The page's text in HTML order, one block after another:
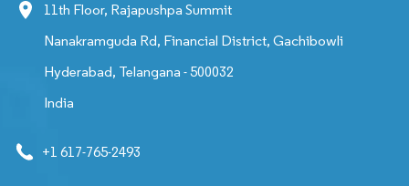
11th Floor, Rajapushpa Summit
Nanakramguda Rd, Financial District, Gachibowli
Hyderabad, Telangana - 500032
India
+1 617-765-2493